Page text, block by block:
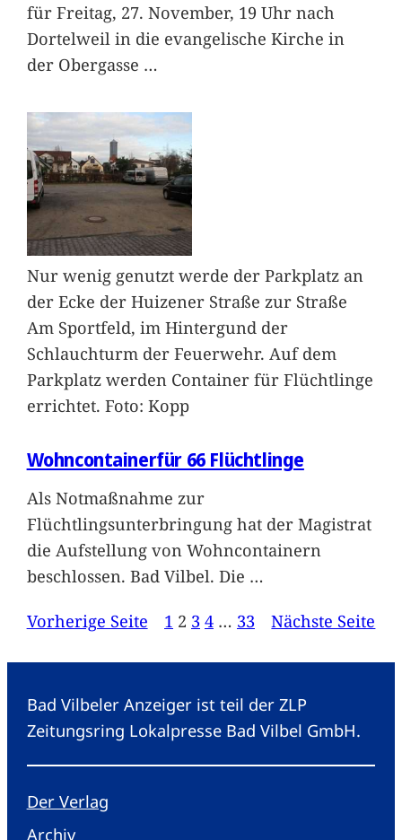
für Freitag, 27. November, 19 Uhr nach
Dortelweil in die evangelische Kirche in
der Obergasse …
Nur wenig genutzt werde der Parkplatz an
der Ecke der Huizener Straße zur Straße
Am Sportfeld, im Hintergund der
Schlauchturm der Feuerwehr. Auf dem
Parkplatz werden Container für Flüchtlinge
errichtet. Foto: Kopp
Wohncontainerfür 66 Flüchtlinge
Als Notmaßnahme zur
Flüchtlingsunterbringung hat der Magistrat
die Aufstellung von Wohncontainern
beschlossen. Bad Vilbel. Die …
Vorherige Seite
1 2 3 4 … 33 Nächste Seite
Bad Vilbeler Anzeiger ist teil der ZLP
Zeitungsring Lokalpresse Bad Vilbel GmbH.
Der Verlag
Archiv